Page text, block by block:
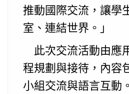
推動國際交流，讓學
室、連結世界。」
此次交流活動由應
程規劃與接待，內容
小組交流與語言互動